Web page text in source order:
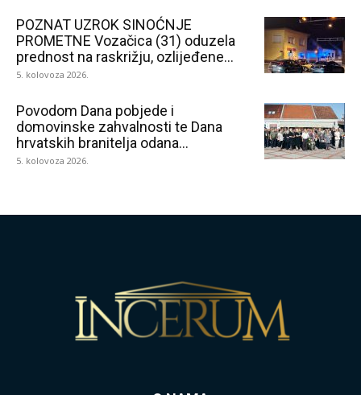
POZNAT UZROK SINOĆNJE
PROMETNE Vozačica (31) oduzela
prednost na raskrižju, ozlijeđene...
5. kolovoza 2026.
Povodom Dana pobjede i
domovinske zahvalnosti te Dana
hrvatskih branitelja odana...
5. kolovoza 2026.